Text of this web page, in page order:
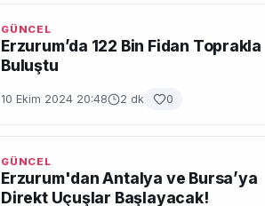
GÜNCEL
Erzurum’da 122 Bin Fidan Toprakla
Buluştu
10 Ekim 2024 20:48 2 dk 0
GÜNCEL
Erzurum'dan Antalya ve Bursa’ya
Direkt Uçuşlar Başlayacak!